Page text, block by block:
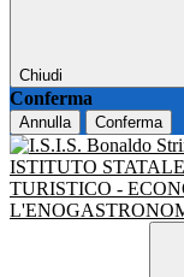
Chiudi
Conferma
Annulla Conferma
ISTITUTO
TURISTICO -